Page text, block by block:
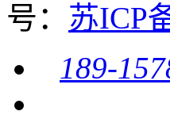
号： 苏ICP
189-